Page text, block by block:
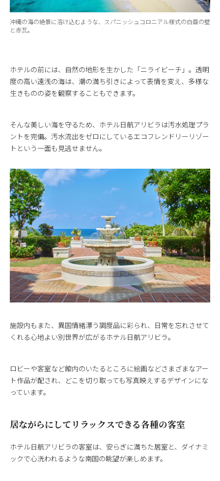
沖縄の海の絶景に溶け込むような、スパニッシュコロニアル様式の白亜の壁
と赤瓦。
ホテルの前には、自然の地形を生かした「ニライビーチ」。透明
度の高い遠浅の海は、潮の満ち引きによって表情を変え、多様な
生きものの姿を観察することもできます。
そんな美しい海を守るため、ホテル日航アリビラは汚水処理プラ
ントを完備。汚水流出をゼロにしているエコフレンドリーリゾー
トという一面も見逃せません。
施設内もまた、異国情緒漂う調度品に彩られ、日常を忘れさせて
くれる心地よい別世界が広がるホテル日航アリビラ。
ロビーや客室など館内のいたるところに絵画などさまざまなアー
ト作品が配され、どこを切り取っても写真映えするデザインにな
っています。
居ながらにしてリラックスできる各種の客室
ホテル日航アリビラの客室は、安らぎに満ちた居室と、ダイナミ
ックで心洗われるような南国の眺望が楽しめます。